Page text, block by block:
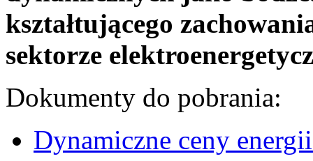
kształtującego
sektorze
Dokumenty do pobrania:
Dynamiczne ceny